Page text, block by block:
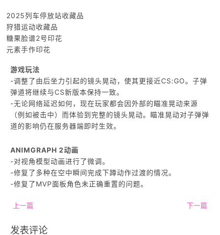
2025列车停放站收藏品
狩猎运动收藏品
糖果脸谱2号印花
元素手作印花
游戏玩法
-调整了由后坐力引起的镜头晃动，使其更接近CS:GO。子弹
弹道将继续与CS新版本保持一致。
-无论网络延迟如何，现在玩家都会因外部的瞄准晃动来源
（例如被击中）而体验到完整的镜头晃动。瞄准晃动对子弹弹
道的影响仍在服务器端即时生效。
ANIMGRAPH 2动画
-对视角模型动画进行了微调。
-修复了多种在空中瞬间完成下蹲动作过渡的情况。
-修复了MVP面板角色未正确重置的问题。
上一篇 下一篇
发表评论